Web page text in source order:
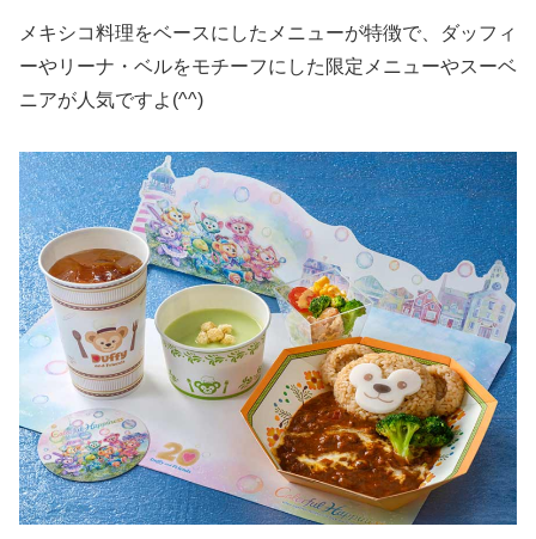
メキシコ料理をベースにしたメニューが特徴で、ダッフィ
ーやリーナ・ベルをモチーフにした限定メニューやスーベ
ニアが人気ですよ(^^)